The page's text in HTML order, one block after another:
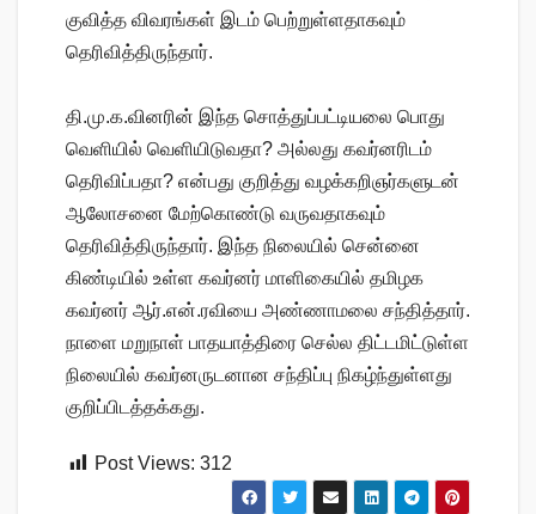
குவித்த விவரங்கள் இடம் பெற்றுள்ளதாகவும்
தெரிவித்திருந்தார்.
தி.மு.க.வினரின் இந்த சொத்துப்பட்டியலை பொது
வெளியில் வெளியிடுவதா? அல்லது கவர்னரிடம்
தெரிவிப்பதா? என்பது குறித்து வழக்கறிஞர்களுடன்
ஆலோசனை மேற்கொண்டு வருவதாகவும்
தெரிவித்திருந்தார். இந்த நிலையில் சென்னை
கிண்டியில் உள்ள கவர்னர் மாளிகையில் தமிழக
கவர்னர் ஆர்.என்.ரவியை அண்ணாமலை சந்தித்தார்.
நாளை மறுநாள் பாதயாத்திரை செல்ல திட்டமிட்டுள்ள
நிலையில் கவர்னருடனான சந்திப்பு நிகழ்ந்துள்ளது
குறிப்பிடத்தக்கது.
Post Views: 312